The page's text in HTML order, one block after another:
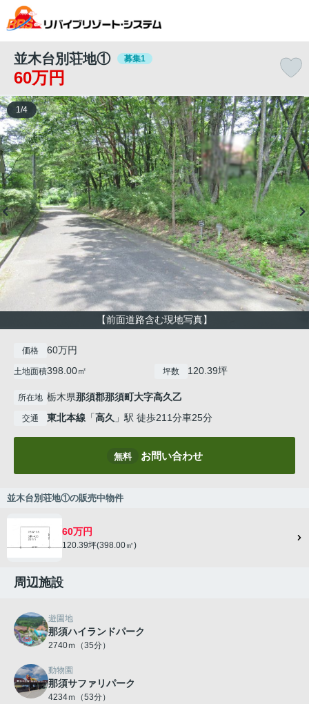
並木台別荘地① 募集1
60万円
【前面道路含む現地写真】
1/4
価格 60万円
土地面積398.00㎡ 坪数 120.39坪
所在地 栃木県那須郡那須町大字高久乙
交通 東北本線 「高久 」駅 徒歩211分車25分
無料 お問い合わせ
並木台別荘地①の販売中物件
60万円
120.39坪(398.00㎡)
周辺施設
遊園地
那須ハイランドパーク
2740ｍ（35分）
動物園
那須サファリパーク
4234ｍ（53分）